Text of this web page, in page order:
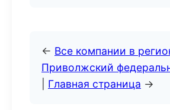
← Все компании в
Приволжский
Главная страница →